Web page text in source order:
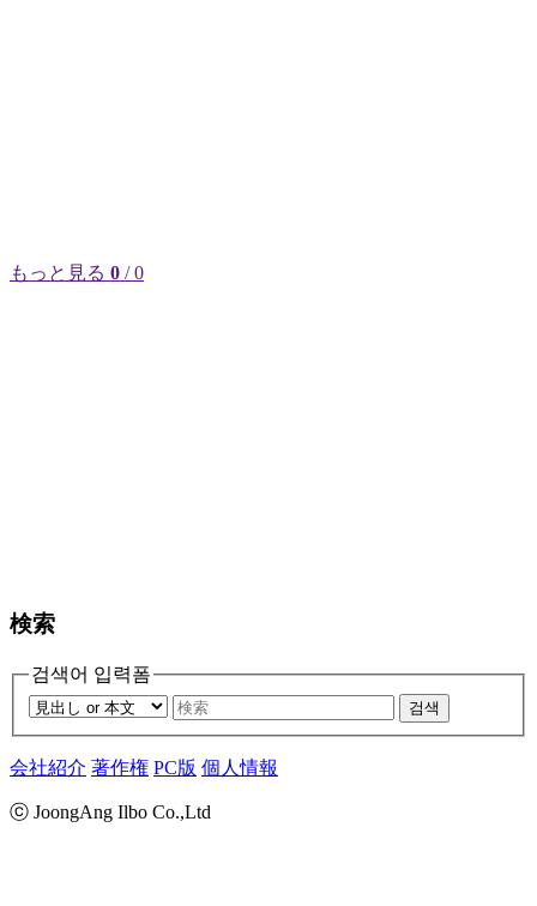
もっと見る 0 / 0
検索
검색어 입력폼
검색
会社紹介 著作権 PC版 個人情報
ⓒ JoongAng Ilbo Co.,Ltd